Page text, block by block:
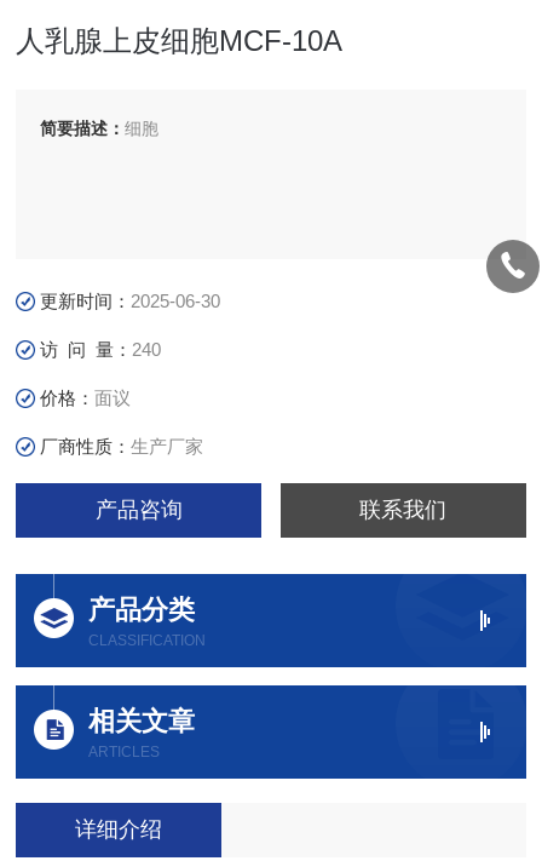
人乳腺上皮细胞MCF-10A
简要描述：细胞
更新时间： 2025-06-30
访 问 量： 240
价格：面议
厂商性质：生产厂家
产品咨询 联系我们
产品分类
CLASSIFICATION
相关文章
ARTICLES
详细介绍